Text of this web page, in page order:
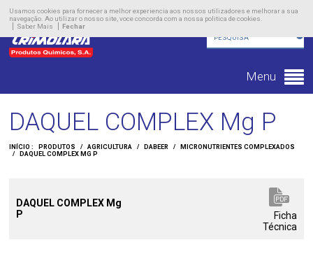
Usamos cookies para fornecer a melhor experiencia aos nossos utilizadores e melhorar a sua
navegação. Ao utilizar o nosso site, voce concorda com a nossa politica de cookies.
Saber Mais
Fechar
Empresa
Produtos
Menu
DAQUEL COMPLEX Mg P
INÍCIO : PRODUTOS / AGRICULTURA / DABEER /
MICRONUTRIENTES COMPLEXADOS
/
DAQUEL COMPLEX MG P
DAQUEL COMPLEX Mg
P
Ficha
Técnica